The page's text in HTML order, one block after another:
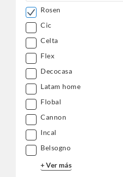
Rosen
Cic
Celta
Flex
Decocasa
Latam home
Flobal
Cannon
Incal
Belsogno
+ Ver más